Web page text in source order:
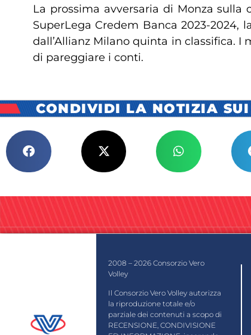
La prossima avversaria di Monza
SuperLega Credem Banca 2023-
dall’Allianz Milano quinta in classifica.
di pareggiare i conti.
CONDIVIDI LA NOTIZIA
2008 – 2026 Consorzio Vero
Volley
Il Consorzio Vero Volley autorizza
la riproduzione totale e/o
parziale dei contenuti a scopo di
RECENSIONE, CONDIVISIONE